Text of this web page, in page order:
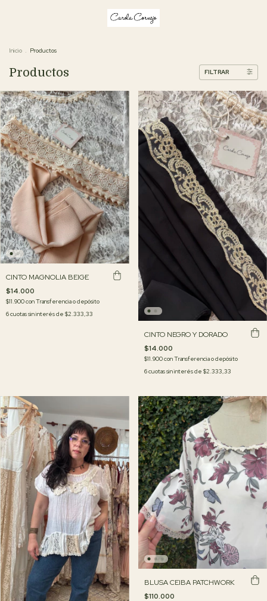
Inicio . Productos
Productos FILTRAR
CINTO MAGNOLIA BEIGE
$14.000
$11.900conTransferencia o depósito
6cuotas sin interés de $2.333,33
CINTO NEGRO Y DORADO
$14.000
$11.900conTransferencia o depósito
6cuotas sin interés de $2.333,33
BLUSA CEIBA PATCHWORK
$110.000